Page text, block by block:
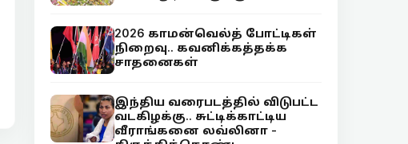
2026 காமன்வெல்த் போட்டிகள்
நிறைவு.. கவனிக்கத்தக்க
சாதனைகள்
இந்திய வரைபடத்தில் விடுபட்ட
வடகிழக்கு.. சுட்டிக்காட்டிய
வீராங்கனை லவ்லினா -